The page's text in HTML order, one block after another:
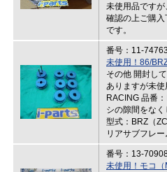
未使用品です
確認の上ご購
です。
番号：11-
未使用！86/
その他 開封し
ありますが未
RACING 品番
シの隙間をな
型式：BRZ（
リアサブフレ
番号：13-
未使用！モコ